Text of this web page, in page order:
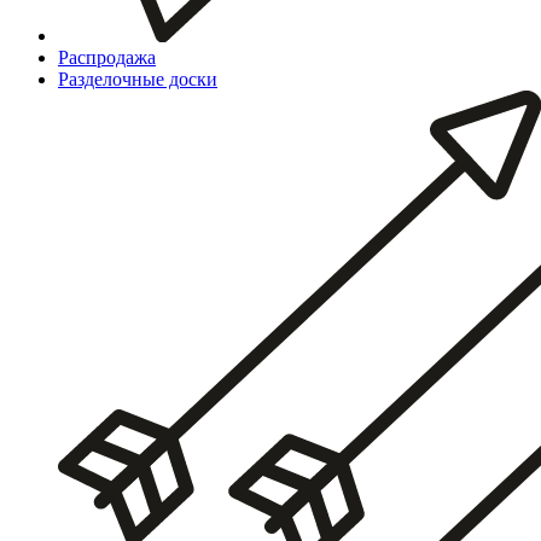
Распродажа
Разделочные доски